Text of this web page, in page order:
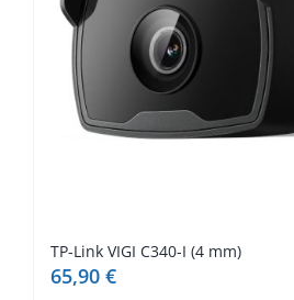
TP-Link VIGI C340-I (4 mm)
65,90 €